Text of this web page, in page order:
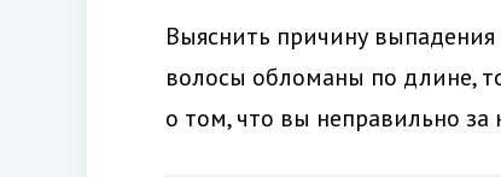
Выяснить причину
волосы обломаны по длине,
о том, что вы неправильно